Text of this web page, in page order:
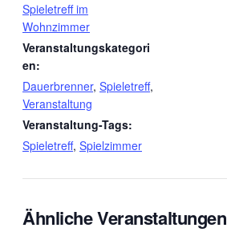
Spieletreff im
Wohnzimmer
Veranstaltungskategori
en:
Dauerbrenner, Spieletreff,
Veranstaltung
Veranstaltung-Tags:
Spieletreff, Spielzimmer
Ähnliche Veranstaltungen